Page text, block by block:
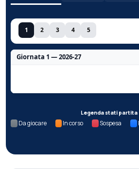
1 2 3 4 5
Giornata 1 — 2026-27
Legenda stati partita
Da giocare In corso Sospesa